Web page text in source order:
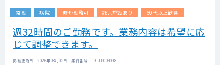
常勤 病院 時短勤務可 託児施設あり 60代以上歓迎
週32時間のご勤務です。業務内容は希望に応
じて調整できます。
掲載更新日 : 2026年08月05日 案件番号 : 19-JP004098